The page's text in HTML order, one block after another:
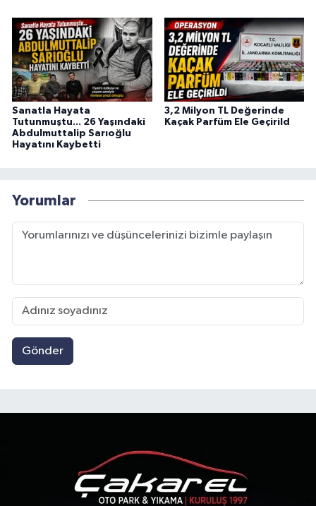
Sanatla Hayata
Tutunmuştu... 26 Yaşındaki
Abdulmuttalip Sarıoğlu
Hayatını Kaybetti
3,2 Milyon TL Değerinde
Kaçak Parfüm Ele Geçirild
Yorumlar
Gönder